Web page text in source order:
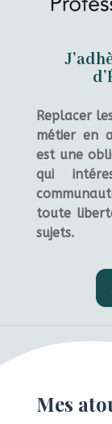
Replacer
métier en
est une
qui
toute
sujets.
Mes